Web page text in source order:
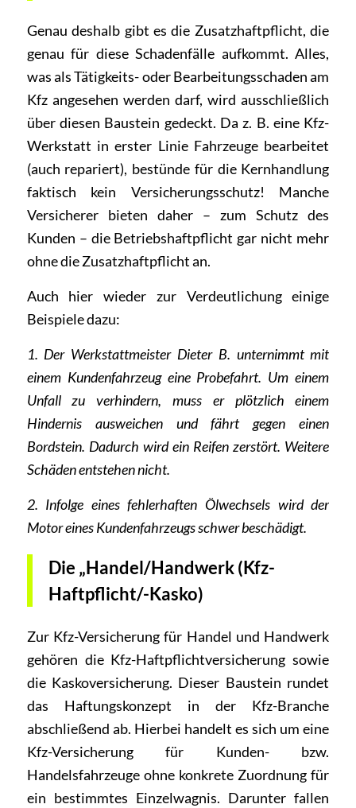
Genau deshalb gibt es die Zusatzhaftpflicht, die
genau für diese Schadenfälle aufkommt. Alles,
was als Tätigkeits- oder Bearbeitungsschaden am
Kfz angesehen werden darf, wird ausschließlich
über diesen Baustein gedeckt. Da z. B. eine Kfz-
Werkstatt in erster Linie Fahrzeuge bearbeitet
(auch repariert), bestünde für die Kernhandlung
faktisch kein Versicherungsschutz! Manche
Versicherer bieten daher – zum Schutz des
Kunden – die Betriebshaftpflicht gar nicht mehr
ohne die Zusatzhaftpflicht an.
Auch hier wieder zur Verdeutlichung einige
Beispiele dazu:
1. Der Werkstattmeister Dieter B. unternimmt mit
einem Kundenfahrzeug eine Probefahrt. Um einem
Unfall zu verhindern, muss er plötzlich einem
Hindernis ausweichen und fährt gegen einen
Bordstein. Dadurch wird ein Reifen zerstört. Weitere
Schäden entstehen nicht.
2. Infolge eines fehlerhaften Ölwechsels wird der
Motor eines Kundenfahrzeugs schwer beschädigt.
Die „Handel/Handwerk (Kfz-
Haftpflicht/-Kasko)
Zur Kfz-Versicherung für Handel und Handwerk
gehören die Kfz-Haftpflichtversicherung sowie
die Kaskoversicherung. Dieser Baustein rundet
das Haftungskonzept in der Kfz-Branche
abschließend ab. Hierbei handelt es sich um eine
Kfz-Versicherung für Kunden- bzw.
Handelsfahrzeuge ohne konkrete Zuordnung für
ein bestimmtes Einzelwagnis. Darunter fallen